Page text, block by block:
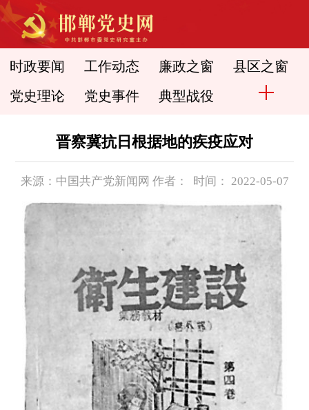
时政要闻 工作动态 廉政之窗 县区之窗
党史理论 党史事件 典型战役
晋察冀抗日根据地的疾疫应对
来源：中国共产党新闻网 作者： 时间： 2022-05-07